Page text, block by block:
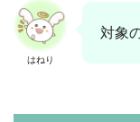
はねり
対象